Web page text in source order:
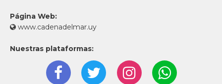
Página Web:
www.cadenadelmar.uy
Nuestras plataformas: